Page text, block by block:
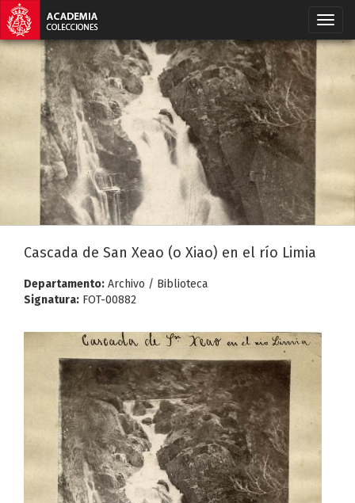
Cascada de San Xeao (o Xiao) en el río Limia
Departamento: Archivo / Biblioteca
Signatura: FOT-00882